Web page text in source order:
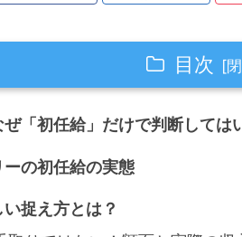
目次
「初任給」だけで判断しては
の初任給の実態
捉え方とは？